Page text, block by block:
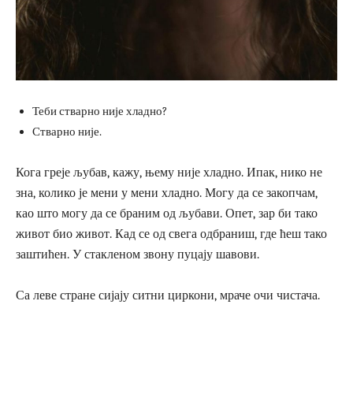
Теби стварно није хладно?
Стварно није.
Кога греје љубав, кажу, њему није хладно. Ипак, нико не
зна, колико је мени у мени хладно. Могу да се закопчам,
као што могу да се браним од љубави. Опет, зар би тако
живот био живот. Кад се од свега одбраниш, где ћеш тако
заштићен. У стакленом звону пуцају шавови.
Са леве стране сијају ситни циркони, мраче очи чистача.